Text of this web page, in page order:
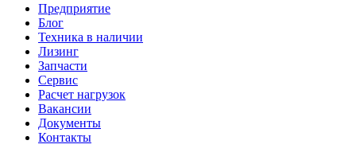
Предприятие
Блог
Техника в наличии
Лизинг
Запчасти
Сервис
Расчет нагрузок
Вакансии
Документы
Контакты